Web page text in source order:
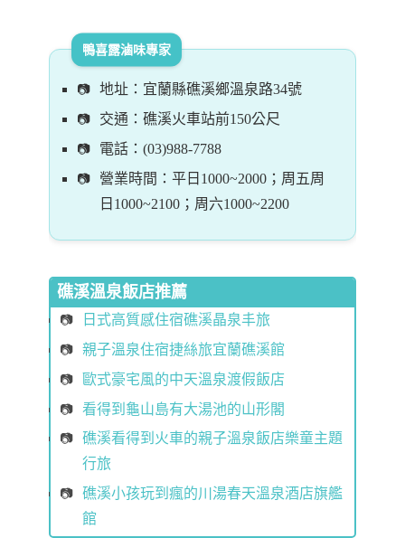
鴨喜露滷味專家
地址：宜蘭縣礁溪鄉溫泉路34號
交通：礁溪火車站前150公尺
電話：(03)988-7788
營業時間：平日1000~2000；周五周
日1000~2100；周六1000~2200
礁溪溫泉飯店推薦
日式高質感住宿礁溪晶泉丰旅
親子溫泉住宿捷絲旅宜蘭礁溪館
歐式豪宅風的中天溫泉渡假飯店
看得到龜山島有大湯池的山形閣
礁溪看得到火車的親子溫泉飯店樂童主題
行旅
礁溪小孩玩到瘋的川湯春天溫泉酒店旗艦
館